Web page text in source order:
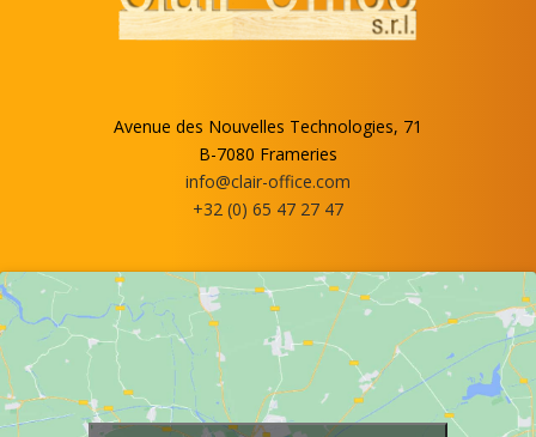
Avenue des Nouvelles Technologies, 71
B-7080 Frameries
info@clair-office.com
+32 (0) 65 47 27 47